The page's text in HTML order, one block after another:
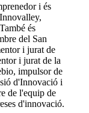
i és
és
del San
i jurat de
i jurat de la
impulsor de
d'Innovació i
de l'equip de
d'innovació.